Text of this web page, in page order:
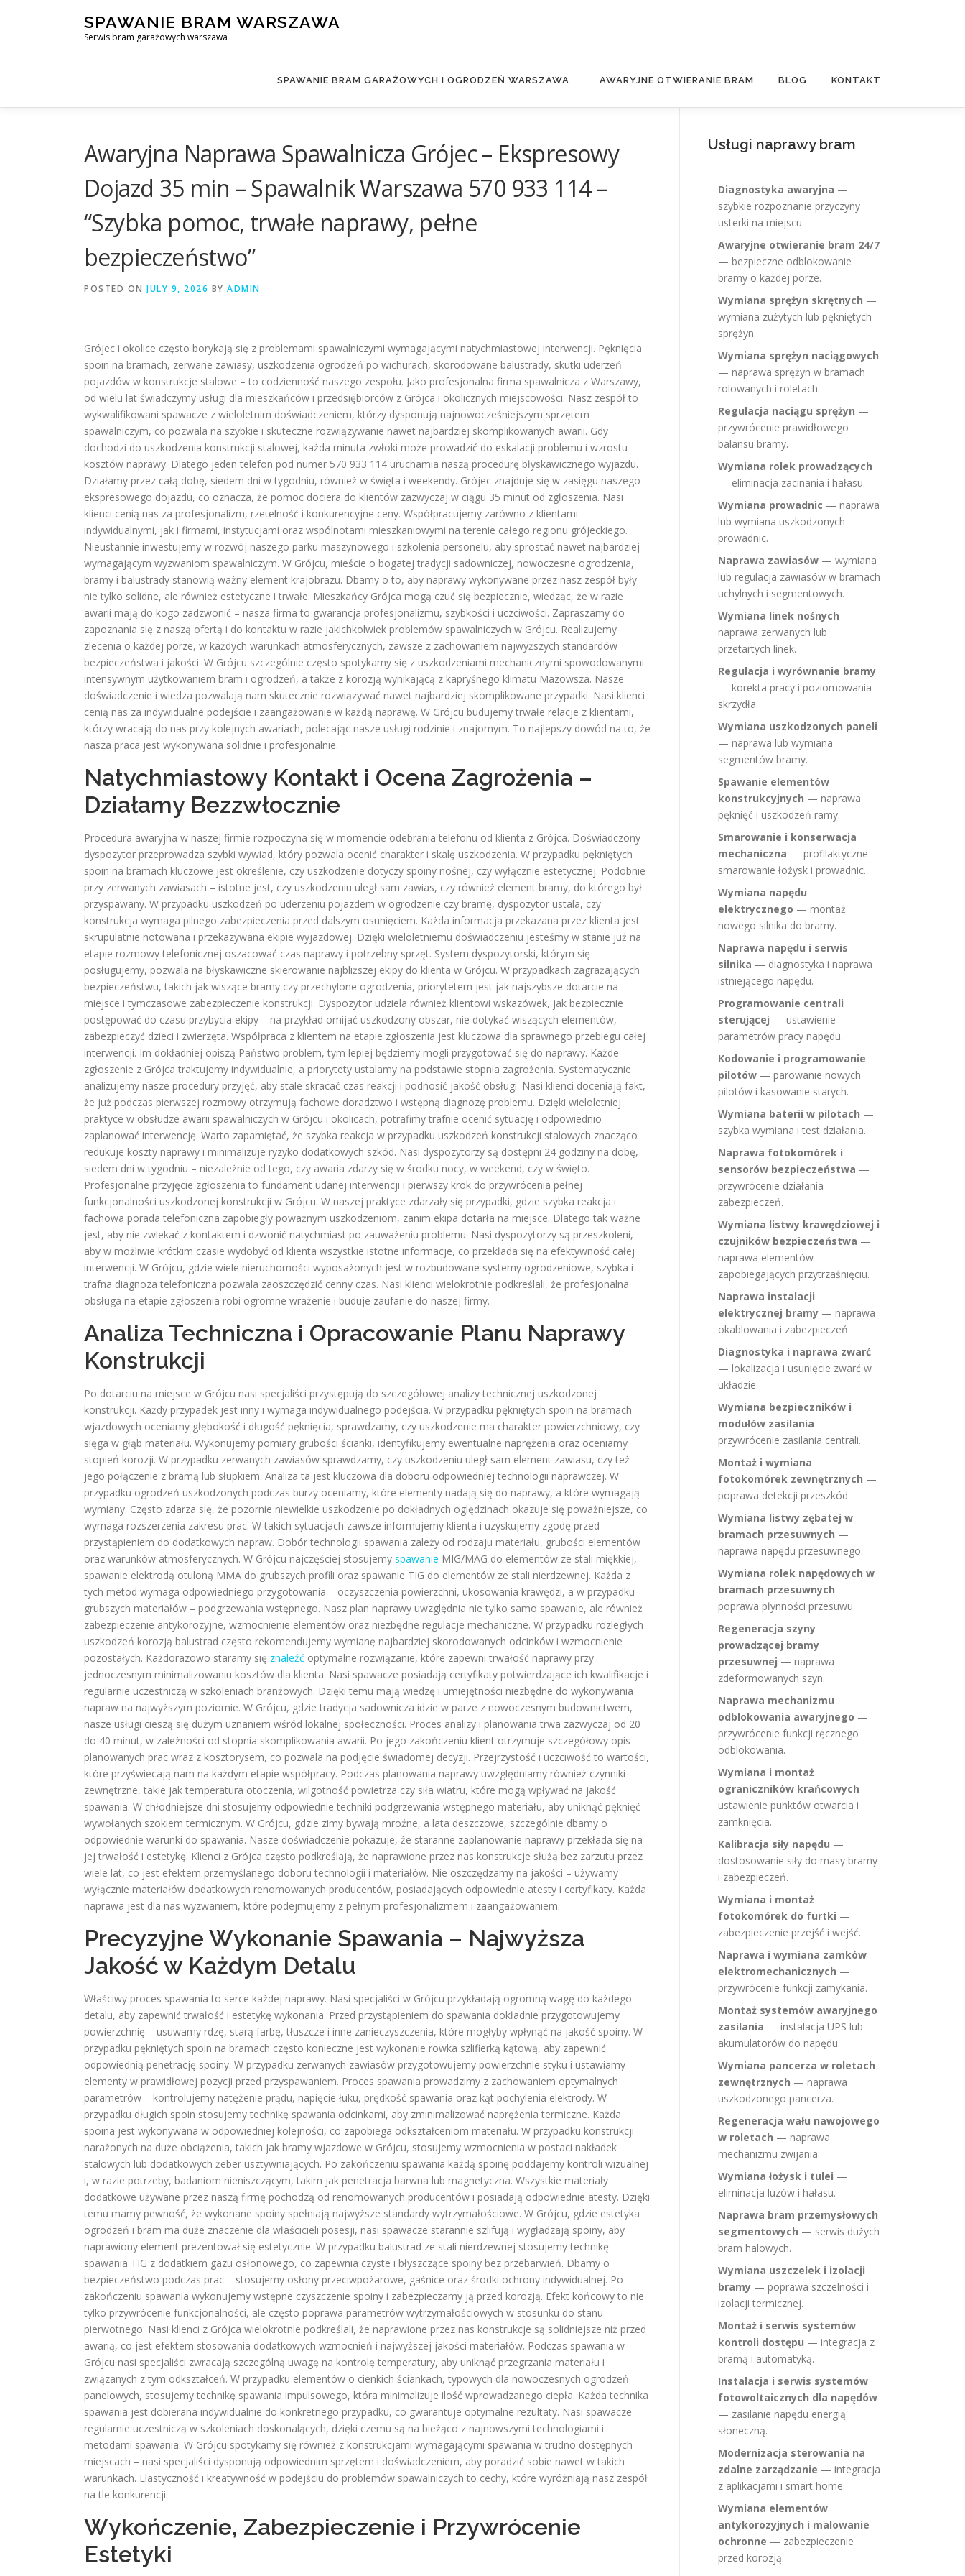
SPAWANIE BRAM WARSZAWA
Serwis bram garażowych warszawa
SPAWANIE BRAM GARAŻOWYCH I OGRODZEŃ WARSZAWA AWARYJNE OTWIERANIE BRAM BLOG KONTAKT
Awaryjna Naprawa Spawalnicza Grójec – Ekspresowy
Dojazd 35 min – Spawalnik Warszawa 570 933 114 –
“Szybka pomoc, trwałe naprawy, pełne
bezpieczeństwo”
POSTED ON JULY 9, 2026 BY ADMIN
Grójec i okolice często borykają się z problemami spawalniczymi wymagającymi natychmiastowej interwencji. Pęknięcia
spoin na bramach, zerwane zawiasy, uszkodzenia ogrodzeń po wichurach, skorodowane balustrady, skutki uderzeń
pojazdów w konstrukcje stalowe – to codzienność naszego zespołu. Jako profesjonalna firma spawalnicza z Warszawy,
od wielu lat świadczymy usługi dla mieszkańców i przedsiębiorców z Grójca i okolicznych miejscowości. Nasz zespół to
wykwalifikowani spawacze z wieloletnim doświadczeniem, którzy dysponują najnowocześniejszym sprzętem
spawalniczym, co pozwala na szybkie i skuteczne rozwiązywanie nawet najbardziej skomplikowanych awarii. Gdy
dochodzi do uszkodzenia konstrukcji stalowej, każda minuta zwłoki może prowadzić do eskalacji problemu i wzrostu
kosztów naprawy. Dlatego jeden telefon pod numer 570 933 114 uruchamia naszą procedurę błyskawicznego wyjazdu.
Działamy przez całą dobę, siedem dni w tygodniu, również w święta i weekendy. Grójec znajduje się w zasięgu naszego
ekspresowego dojazdu, co oznacza, że pomoc dociera do klientów zazwyczaj w ciągu 35 minut od zgłoszenia. Nasi
klienci cenią nas za profesjonalizm, rzetelność i konkurencyjne ceny. Współpracujemy zarówno z klientami
indywidualnymi, jak i firmami, instytucjami oraz wspólnotami mieszkaniowymi na terenie całego regionu grójeckiego.
Nieustannie inwestujemy w rozwój naszego parku maszynowego i szkolenia personelu, aby sprostać nawet najbardziej
wymagającym wyzwaniom spawalniczym. W Grójcu, mieście o bogatej tradycji sadowniczej, nowoczesne ogrodzenia,
bramy i balustrady stanowią ważny element krajobrazu. Dbamy o to, aby naprawy wykonywane przez nasz zespół były
nie tylko solidne, ale również estetyczne i trwałe. Mieszkańcy Grójca mogą czuć się bezpiecznie, wiedząc, że w razie
awarii mają do kogo zadzwonić – nasza firma to gwarancja profesjonalizmu, szybkości i uczciwości. Zapraszamy do
zapoznania się z naszą ofertą i do kontaktu w razie jakichkolwiek problemów spawalniczych w Grójcu. Realizujemy
zlecenia o każdej porze, w każdych warunkach atmosferycznych, zawsze z zachowaniem najwyższych standardów
bezpieczeństwa i jakości. W Grójcu szczególnie często spotykamy się z uszkodzeniami mechanicznymi spowodowanymi
intensywnym użytkowaniem bram i ogrodzeń, a także z korozją wynikającą z kapryśnego klimatu Mazowsza. Nasze
doświadczenie i wiedza pozwalają nam skutecznie rozwiązywać nawet najbardziej skomplikowane przypadki. Nasi klienci
cenią nas za indywidualne podejście i zaangażowanie w każdą naprawę. W Grójcu budujemy trwałe relacje z klientami,
którzy wracają do nas przy kolejnych awariach, polecając nasze usługi rodzinie i znajomym. To najlepszy dowód na to, że
nasza praca jest wykonywana solidnie i profesjonalnie.
Natychmiastowy Kontakt i Ocena Zagrożenia –
Działamy Bezzwłocznie
Procedura awaryjna w naszej firmie rozpoczyna się w momencie odebrania telefonu od klienta z Grójca. Doświadczony
dyspozytor przeprowadza szybki wywiad, który pozwala ocenić charakter i skalę uszkodzenia. W przypadku pękniętych
spoin na bramach kluczowe jest określenie, czy uszkodzenie dotyczy spoiny nośnej, czy wyłącznie estetycznej. Podobnie
przy zerwanych zawiasach – istotne jest, czy uszkodzeniu uległ sam zawias, czy również element bramy, do którego był
przyspawany. W przypadku uszkodzeń po uderzeniu pojazdem w ogrodzenie czy bramę, dyspozytor ustala, czy
konstrukcja wymaga pilnego zabezpieczenia przed dalszym osunięciem. Każda informacja przekazana przez klienta jest
skrupulatnie notowana i przekazywana ekipie wyjazdowej. Dzięki wieloletniemu doświadczeniu jesteśmy w stanie już na
etapie rozmowy telefonicznej oszacować czas naprawy i potrzebny sprzęt. System dyspozytorski, którym się
posługujemy, pozwala na błyskawiczne skierowanie najbliższej ekipy do klienta w Grójcu. W przypadkach zagrażających
bezpieczeństwu, takich jak wiszące bramy czy przechylone ogrodzenia, priorytetem jest jak najszybsze dotarcie na
miejsce i tymczasowe zabezpieczenie konstrukcji. Dyspozytor udziela również klientowi wskazówek, jak bezpiecznie
postępować do czasu przybycia ekipy – na przykład omijać uszkodzony obszar, nie dotykać wiszących elementów,
zabezpieczyć dzieci i zwierzęta. Współpraca z klientem na etapie zgłoszenia jest kluczowa dla sprawnego przebiegu całej
interwencji. Im dokładniej opiszą Państwo problem, tym lepiej będziemy mogli przygotować się do naprawy. Każde
zgłoszenie z Grójca traktujemy indywidualnie, a priorytety ustalamy na podstawie stopnia zagrożenia. Systematycznie
analizujemy nasze procedury przyjęć, aby stale skracać czas reakcji i podnosić jakość obsługi. Nasi klienci doceniają fakt,
że już podczas pierwszej rozmowy otrzymują fachowe doradztwo i wstępną diagnozę problemu. Dzięki wieloletniej
praktyce w obsłudze awarii spawalniczych w Grójcu i okolicach, potrafimy trafnie ocenić sytuację i odpowiednio
zaplanować interwencję. Warto zapamiętać, że szybka reakcja w przypadku uszkodzeń konstrukcji stalowych znacząco
redukuje koszty naprawy i minimalizuje ryzyko dodatkowych szkód. Nasi dyspozytorzy są dostępni 24 godziny na dobę,
siedem dni w tygodniu – niezależnie od tego, czy awaria zdarzy się w środku nocy, w weekend, czy w święto.
Profesjonalne przyjęcie zgłoszenia to fundament udanej interwencji i pierwszy krok do przywrócenia pełnej
funkcjonalności uszkodzonej konstrukcji w Grójcu. W naszej praktyce zdarzały się przypadki, gdzie szybka reakcja i
fachowa porada telefoniczna zapobiegły poważnym uszkodzeniom, zanim ekipa dotarła na miejsce. Dlatego tak ważne
jest, aby nie zwlekać z kontaktem i dzwonić natychmiast po zauważeniu problemu. Nasi dyspozytorzy są przeszkoleni,
aby w możliwie krótkim czasie wydobyć od klienta wszystkie istotne informacje, co przekłada się na efektywność całej
interwencji. W Grójcu, gdzie wiele nieruchomości wyposażonych jest w rozbudowane systemy ogrodzeniowe, szybka i
trafna diagnoza telefoniczna pozwala zaoszczędzić cenny czas. Nasi klienci wielokrotnie podkreślali, że profesjonalna
obsługa na etapie zgłoszenia robi ogromne wrażenie i buduje zaufanie do naszej firmy.
Analiza Techniczna i Opracowanie Planu Naprawy
Konstrukcji
Po dotarciu na miejsce w Grójcu nasi specjaliści przystępują do szczegółowej analizy technicznej uszkodzonej
konstrukcji. Każdy przypadek jest inny i wymaga indywidualnego podejścia. W przypadku pękniętych spoin na bramach
wjazdowych oceniamy głębokość i długość pęknięcia, sprawdzamy, czy uszkodzenie ma charakter powierzchniowy, czy
sięga w głąb materiału. Wykonujemy pomiary grubości ścianki, identyfikujemy ewentualne naprężenia oraz oceniamy
stopień korozji. W przypadku zerwanych zawiasów sprawdzamy, czy uszkodzeniu uległ sam element zawiasu, czy też
jego połączenie z bramą lub słupkiem. Analiza ta jest kluczowa dla doboru odpowiedniej technologii naprawczej. W
przypadku ogrodzeń uszkodzonych podczas burzy oceniamy, które elementy nadają się do naprawy, a które wymagają
wymiany. Często zdarza się, że pozornie niewielkie uszkodzenie po dokładnych oględzinach okazuje się poważniejsze, co
wymaga rozszerzenia zakresu prac. W takich sytuacjach zawsze informujemy klienta i uzyskujemy zgodę przed
przystąpieniem do dodatkowych napraw. Dobór technologii spawania zależy od rodzaju materiału, grubości elementów
oraz warunków atmosferycznych. W Grójcu najczęściej stosujemy spawanie MIG/MAG do elementów ze stali miękkiej,
spawanie elektrodą otuloną MMA do grubszych profili oraz spawanie TIG do elementów ze stali nierdzewnej. Każda z
tych metod wymaga odpowiedniego przygotowania – oczyszczenia powierzchni, ukosowania krawędzi, a w przypadku
grubszych materiałów – podgrzewania wstępnego. Nasz plan naprawy uwzględnia nie tylko samo spawanie, ale również
zabezpieczenie antykorozyjne, wzmocnienie elementów oraz niezbędne regulacje mechaniczne. W przypadku rozległych
uszkodzeń korozją balustrad często rekomendujemy wymianę najbardziej skorodowanych odcinków i wzmocnienie
pozostałych. Każdorazowo staramy się znaleźć optymalne rozwiązanie, które zapewni trwałość naprawy przy
jednoczesnym minimalizowaniu kosztów dla klienta. Nasi spawacze posiadają certyfikaty potwierdzające ich kwalifikacje i
regularnie uczestniczą w szkoleniach branżowych. Dzięki temu mają wiedzę i umiejętności niezbędne do wykonywania
napraw na najwyższym poziomie. W Grójcu, gdzie tradycja sadownicza idzie w parze z nowoczesnym budownictwem,
nasze usługi cieszą się dużym uznaniem wśród lokalnej społeczności. Proces analizy i planowania trwa zazwyczaj od 20
do 40 minut, w zależności od stopnia skomplikowania awarii. Po jego zakończeniu klient otrzymuje szczegółowy opis
planowanych prac wraz z kosztorysem, co pozwala na podjęcie świadomej decyzji. Przejrzystość i uczciwość to wartości,
które przyświecają nam na każdym etapie współpracy. Podczas planowania naprawy uwzględniamy również czynniki
zewnętrzne, takie jak temperatura otoczenia, wilgotność powietrza czy siła wiatru, które mogą wpływać na jakość
spawania. W chłodniejsze dni stosujemy odpowiednie techniki podgrzewania wstępnego materiału, aby uniknąć pęknięć
wywołanych szokiem termicznym. W Grójcu, gdzie zimy bywają mroźne, a lata deszczowe, szczególnie dbamy o
odpowiednie warunki do spawania. Nasze doświadczenie pokazuje, że staranne zaplanowanie naprawy przekłada się na
jej trwałość i estetykę. Klienci z Grójca często podkreślają, że naprawione przez nas konstrukcje służą bez zarzutu przez
wiele lat, co jest efektem przemyślanego doboru technologii i materiałów. Nie oszczędzamy na jakości – używamy
wyłącznie materiałów dodatkowych renomowanych producentów, posiadających odpowiednie atesty i certyfikaty. Każda
naprawa jest dla nas wyzwaniem, które podejmujemy z pełnym profesjonalizmem i zaangażowaniem.
Precyzyjne Wykonanie Spawania – Najwyższa
Jakość w Każdym Detalu
Właściwy proces spawania to serce każdej naprawy. Nasi specjaliści w Grójcu przykładają ogromną wagę do każdego
detalu, aby zapewnić trwałość i estetykę wykonania. Przed przystąpieniem do spawania dokładnie przygotowujemy
powierzchnię – usuwamy rdzę, starą farbę, tłuszcze i inne zanieczyszczenia, które mogłyby wpłynąć na jakość spoiny. W
przypadku pękniętych spoin na bramach często konieczne jest wykonanie rowka szlifierką kątową, aby zapewnić
odpowiednią penetrację spoiny. W przypadku zerwanych zawiasów przygotowujemy powierzchnie styku i ustawiamy
elementy w prawidłowej pozycji przed przyspawaniem. Proces spawania prowadzimy z zachowaniem optymalnych
parametrów – kontrolujemy natężenie prądu, napięcie łuku, prędkość spawania oraz kąt pochylenia elektrody. W
przypadku długich spoin stosujemy technikę spawania odcinkami, aby zminimalizować naprężenia termiczne. Każda
spoina jest wykonywana w odpowiedniej kolejności, co zapobiega odkształceniom materiału. W przypadku konstrukcji
narażonych na duże obciążenia, takich jak bramy wjazdowe w Grójcu, stosujemy wzmocnienia w postaci nakładek
stalowych lub dodatkowych żeber usztywniających. Po zakończeniu spawania każdą spoinę poddajemy kontroli wizualnej
i, w razie potrzeby, badaniom nieniszczącym, takim jak penetracja barwna lub magnetyczna. Wszystkie materiały
dodatkowe używane przez naszą firmę pochodzą od renomowanych producentów i posiadają odpowiednie atesty. Dzięki
temu mamy pewność, że wykonane spoiny spełniają najwyższe standardy wytrzymałościowe. W Grójcu, gdzie estetyka
ogrodzeń i bram ma duże znaczenie dla właścicieli posesji, nasi spawacze starannie szlifują i wygładzają spoiny, aby
naprawiony element prezentował się estetycznie. W przypadku balustrad ze stali nierdzewnej stosujemy technikę
spawania TIG z dodatkiem gazu osłonowego, co zapewnia czyste i błyszczące spoiny bez przebarwień. Dbamy o
bezpieczeństwo podczas prac – stosujemy osłony przeciwpożarowe, gaśnice oraz środki ochrony indywidualnej. Po
zakończeniu spawania wykonujemy wstępne czyszczenie spoiny i zabezpieczamy ją przed korozją. Efekt końcowy to nie
tylko przywrócenie funkcjonalności, ale często poprawa parametrów wytrzymałościowych w stosunku do stanu
pierwotnego. Nasi klienci z Grójca wielokrotnie podkreślali, że naprawione przez nas konstrukcje są solidniejsze niż przed
awarią, co jest efektem stosowania dodatkowych wzmocnień i najwyższej jakości materiałów. Podczas spawania w
Grójcu nasi specjaliści zwracają szczególną uwagę na kontrolę temperatury, aby uniknąć przegrzania materiału i
związanych z tym odkształceń. W przypadku elementów o cienkich ściankach, typowych dla nowoczesnych ogrodzeń
panelowych, stosujemy technikę spawania impulsowego, która minimalizuje ilość wprowadzanego ciepła. Każda technika
spawania jest dobierana indywidualnie do konkretnego przypadku, co gwarantuje optymalne rezultaty. Nasi spawacze
regularnie uczestniczą w szkoleniach doskonalących, dzięki czemu są na bieżąco z najnowszymi technologiami i
metodami spawania. W Grójcu spotykamy się również z konstrukcjami wymagającymi spawania w trudno dostępnych
miejscach – nasi specjaliści dysponują odpowiednim sprzętem i doświadczeniem, aby poradzić sobie nawet w takich
warunkach. Elastyczność i kreatywność w podejściu do problemów spawalniczych to cechy, które wyróżniają nasz zespół
na tle konkurencji.
Wykończenie, Zabezpieczenie i Przywrócenie
Estetyki
Usługi naprawy bram
Diagnostyka awaryjna —
szybkie rozpoznanie przyczyny
usterki na miejscu.
Awaryjne otwieranie bram 24/7
— bezpieczne odblokowanie
bramy o każdej porze.
Wymiana sprężyn skrętnych —
wymiana zużytych lub pękniętych
sprężyn.
Wymiana sprężyn naciągowych
— naprawa sprężyn w bramach
rolowanych i roletach.
Regulacja naciągu sprężyn —
przywrócenie prawidłowego
balansu bramy.
Wymiana rolek prowadzących
— eliminacja zacinania i hałasu.
Wymiana prowadnic — naprawa
lub wymiana uszkodzonych
prowadnic.
Naprawa zawiasów — wymiana
lub regulacja zawiasów w bramach
uchylnych i segmentowych.
Wymiana linek nośnych —
naprawa zerwanych lub
przetartych linek.
Regulacja i wyrównanie bramy
— korekta pracy i poziomowania
skrzydła.
Wymiana uszkodzonych paneli
— naprawa lub wymiana
segmentów bramy.
Spawanie elementów
konstrukcyjnych — naprawa
pęknięć i uszkodzeń ramy.
Smarowanie i konserwacja
mechaniczna — profilaktyczne
smarowanie łożysk i prowadnic.
Wymiana napędu
elektrycznego — montaż
nowego silnika do bramy.
Naprawa napędu i serwis
silnika — diagnostyka i naprawa
istniejącego napędu.
Programowanie centrali
sterującej — ustawienie
parametrów pracy napędu.
Kodowanie i programowanie
pilotów — parowanie nowych
pilotów i kasowanie starych.
Wymiana baterii w pilotach —
szybka wymiana i test działania.
Naprawa fotokomórek i
sensorów bezpieczeństwa —
przywrócenie działania
zabezpieczeń.
Wymiana listwy krawędziowej i
czujników bezpieczeństwa —
naprawa elementów
zapobiegających przytrzaśnięciu.
Naprawa instalacji
elektrycznej bramy — naprawa
okablowania i zabezpieczeń.
Diagnostyka i naprawa zwarć
— lokalizacja i usunięcie zwarć w
układzie.
Wymiana bezpieczników i
modułów zasilania —
przywrócenie zasilania centrali.
Montaż i wymiana
fotokomórek zewnętrznych —
poprawa detekcji przeszkód.
Wymiana listwy zębatej w
bramach przesuwnych —
naprawa napędu przesuwnego.
Wymiana rolek napędowych w
bramach przesuwnych —
poprawa płynności przesuwu.
Regeneracja szyny
prowadzącej bramy
przesuwnej — naprawa
zdeformowanych szyn.
Naprawa mechanizmu
odblokowania awaryjnego —
przywrócenie funkcji ręcznego
odblokowania.
Wymiana i montaż
ograniczników krańcowych —
ustawienie punktów otwarcia i
zamknięcia.
Kalibracja siły napędu —
dostosowanie siły do masy bramy
i zabezpieczeń.
Wymiana i montaż
fotokomórek do furtki —
zabezpieczenie przejść i wejść.
Naprawa i wymiana zamków
elektromechanicznych —
przywrócenie funkcji zamykania.
Montaż systemów awaryjnego
zasilania — instalacja UPS lub
akumulatorów do napędu.
Wymiana pancerza w roletach
zewnętrznych — naprawa
uszkodzonego pancerza.
Regeneracja wału nawojowego
w roletach — naprawa
mechanizmu zwijania.
Wymiana łożysk i tulei —
eliminacja luzów i hałasu.
Naprawa bram przemysłowych
segmentowych — serwis dużych
bram halowych.
Wymiana uszczelek i izolacji
bramy — poprawa szczelności i
izolacji termicznej.
Montaż i serwis systemów
kontroli dostępu — integracja z
bramą i automatyką.
Instalacja i serwis systemów
fotowoltaicznych dla napędów
— zasilanie napędu energią
słoneczną.
Modernizacja sterowania na
zdalne zarządzanie — integracja
z aplikacjami i smart home.
Wymiana elementów
antykorozyjnych i malowanie
ochronne — zabezpieczenie
przed korozją.